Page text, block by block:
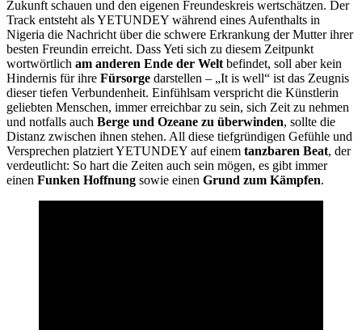
Zukunft schauen und den eigenen Freundeskreis wertschätzen. Der
Track entsteht als YETUNDEY während eines Aufenthalts in
Nigeria die Nachricht über die schwere Erkrankung der Mutter ihrer
besten Freundin erreicht. Dass Yeti sich zu diesem Zeitpunkt
wortwörtlich am anderen Ende der Weltbefindet, soll aber kein
Hindernis für ihre Fürsorge darstellen – „It is well“ ist das Zeugnis
dieser tiefen Verbundenheit. Einfühlsam verspricht die Künstlerin
geliebten Menschen, immer erreichbar zu sein, sich Zeit zu nehmen
und notfalls auch Berge und Ozeane zu überwinden, sollte die
Distanz zwischen ihnen stehen. All diese tiefgründigen Gefühle und
Versprechen platziert YETUNDEY auf einem tanzbaren Beat, der
verdeutlicht: So hart die Zeiten auch sein mögen, es gibt immer
einen Funken Hoffnung sowie einen Grund zum Kämpfen.